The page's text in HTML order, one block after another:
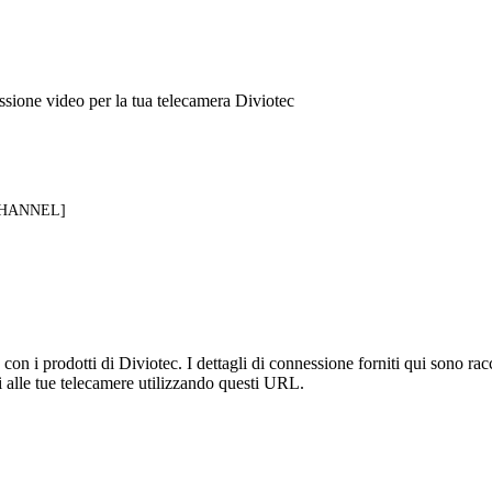
video per la tua telecamera Diviotec
i prodotti di Diviotec. I dettagli di connessione forniti qui sono
tue telecamere utilizzando questi URL.